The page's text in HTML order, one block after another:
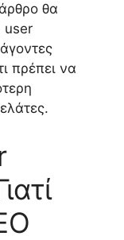
θα
user
πρέπει να